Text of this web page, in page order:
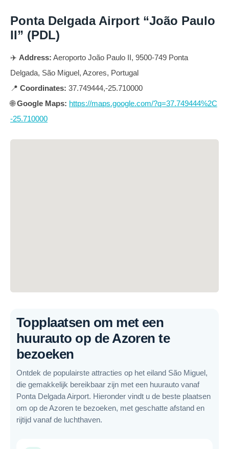
Ponta Delgada Airport “João Paulo
II” (PDL)
✈️ Address: Aeroporto João Paulo II, 9500-749 Ponta
Delgada, São Miguel, Azores, Portugal
📍 Coordinates: 37.749444,-25.710000
🌐Google Maps: https://maps.google.com/?q=37.749444%2C
-25.710000
Topplaatsen om met een
huurauto op de Azoren te
bezoeken
Ontdek de populairste attracties op het eiland São Miguel,
die gemakkelijk bereikbaar zijn met een huurauto vanaf
Ponta Delgada Airport. Hieronder vindt u de beste plaatsen
om op de Azoren te bezoeken, met geschatte afstand en
rijtijd vanaf de luchthaven.